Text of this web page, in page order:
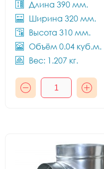
Длина 390 мм.
Ширина 320 мм.
Высота 310 мм.
Объём 0.04 куб.м.
Вес: 1.207 кг.